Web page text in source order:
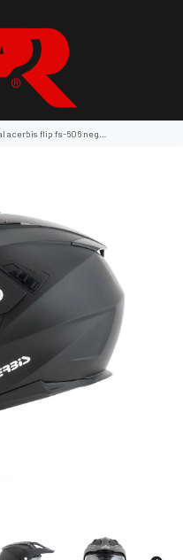
acerbis flip fs-606 negro